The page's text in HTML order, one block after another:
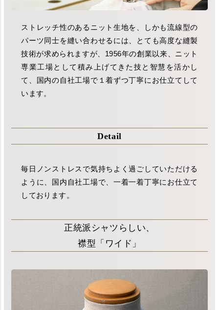
ストレッチ性のあるニット生地を、しかも流線型の
パーツ同士を縫い合わせるには、とても高度な縫製
技術が求められますが、1956年の創業以来、ニット
専業工場として積み上げてきた技と智慧を活かし
て、国内の自社工場で１着ずつ丁寧にお仕立てして
います。
Detail
毎日ノンストレスで気持ちよく過ごしていただける
ように、国内自社工場で、一着一着丁寧にお仕立て
しております。
正統派シャツらしい、
襟型「ワイド」